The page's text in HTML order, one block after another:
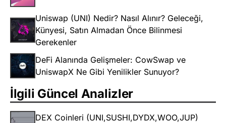
Uniswap (UNI) Nedir? Nasıl Alınır? Geleceği,
Künyesi, Satın Almadan Önce Bilinmesi
Gerekenler
DeFi Alanında Gelişmeler: CowSwap ve
UniswapX Ne Gibi Yenilikler Sunuyor?
İlgili Güncel Analizler
DEX Coinleri (UNI,SUSHI,DYDX,WOO,JUP)